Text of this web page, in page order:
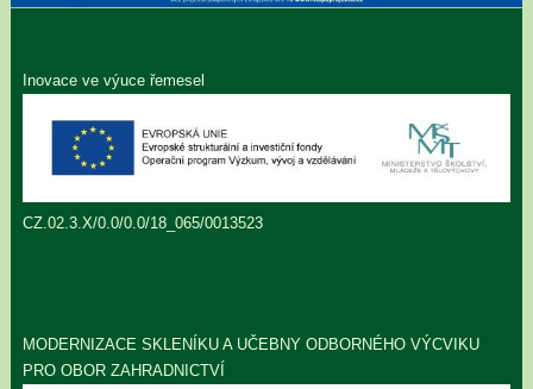
Inovace ve výuce řemesel
CZ.02.3.X/0.0/0.0/18_065/0013523
MODERNIZACE SKLENÍKU A UČEBNY ODBORNÉHO VÝCVIKU
PRO OBOR ZAHRADNICTVÍ